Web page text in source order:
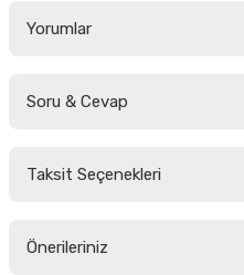
Yorumlar
Soru & Cevap
Taksit Seçenekleri
Önerileriniz